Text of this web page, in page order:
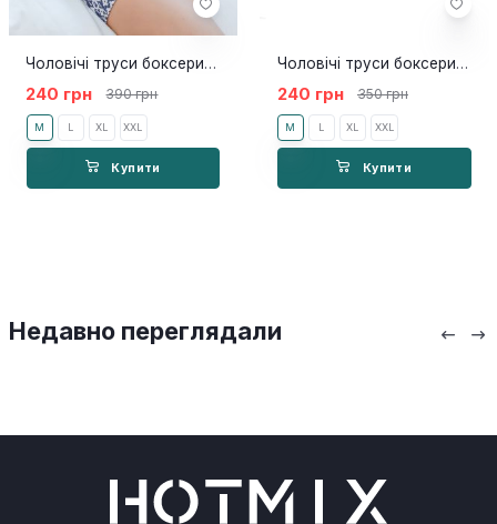
Чоловічі труси боксери PH model dark blue
240 грн 390 грн
M L XL XXL
Купити
Чоловічі труси боксери Pink Hero NEW темно-сині
240 грн 350 грн
M L XL XXL
Купити
Недавно переглядали